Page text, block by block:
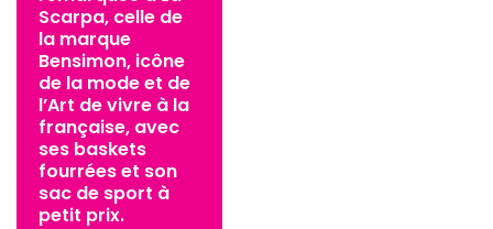
Scarpa, celle de
la marque
Bensimon, icône
de la mode et de
l’Art de vivre à la
française, avec
ses baskets
fourrées et son
sac de sport à
petit prix.